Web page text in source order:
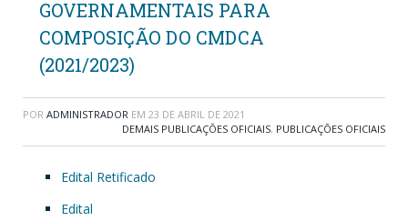
GOVERNAMENTAIS PARA
COMPOSIÇÃO DO CMDCA
(2021/2023)
POR ADMINISTRADOR EM 23 DE ABRIL DE 2021
DEMAIS PUBLICAÇÕES OFICIAIS, PUBLICAÇÕES OFICIAIS
Edital Retificado
Edital